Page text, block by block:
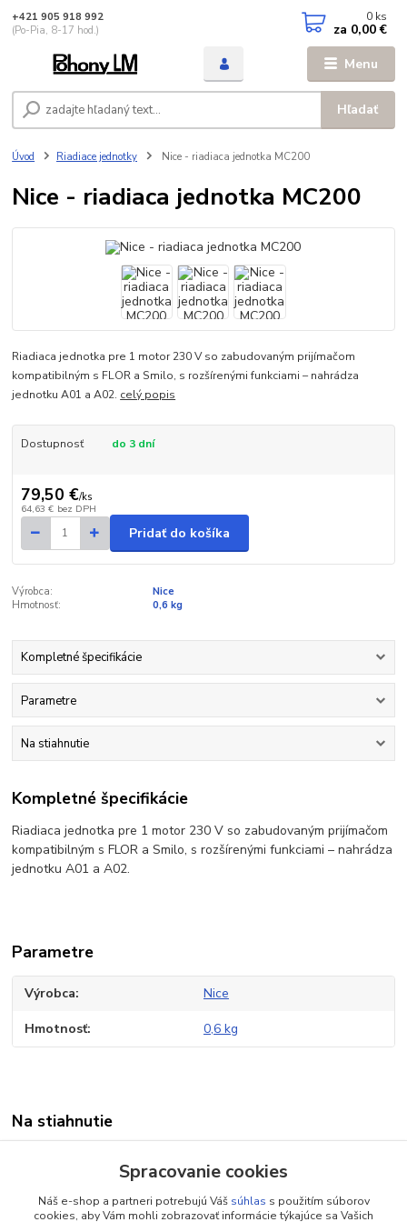
Menu
Hľadať
+421 905 918 992
(Po-Pia, 8-17 hod.)
0 ks
za 0,00 €
Úvod Riadiace jednotky Nice - riadiaca jednotka MC200
Nice - riadiaca jednotka MC200
Riadiaca jednotka pre 1 motor 230 V so zabudovaným prijímačom
kompatibilným s FLOR a Smilo, s rozšírenými funkciami – nahrádza
jednotku A01 a A02. celý popis
Dostupnosť do 3 dní
79,50 €/ks
64,63 € bez DPH
Pridať do košíka
Výrobca:
Nice
Hmotnosť:
0,6 kg
Kompletné špecifikácie
Parametre
Na stiahnutie
Kompletné špecifikácie
Riadiaca jednotka pre 1 motor 230 V so zabudovaným prijímačom
kompatibilným s FLOR a Smilo, s rozšírenými funkciami – nahrádza
jednotku A01 a A02.
Parametre
Výrobca Nice
Hmotnosť 0,6 kg
Na stiahnutie
Spracovanie cookies
Náš e-shop a partneri potrebujú Váš súhlas s použitím súborov
cookies, aby Vám mohli zobrazovať informácie týkajúce sa Vašich